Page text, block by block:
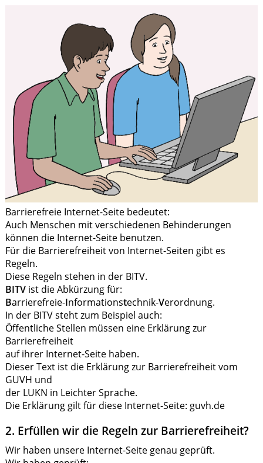
Barrierefreie Internet-Seite bedeutet:
Auch Menschen mit verschiedenen Behinderungen
können die Internet-Seite benutzen.
Für die Barrierefreiheit von Internet-Seiten gibt es
Regeln.
Diese Regeln stehen in der BITV.
BITVist die Abkürzung für:
Barrierefreie-Informationstechnik-Verordnung.
In der BITV steht zum Beispiel auch:
Öffentliche Stellen müssen eine Erklärung zur
Barrierefreiheit
auf ihrer Internet-Seite haben.
Dieser Text ist die Erklärung zur Barrierefreiheit vom
GUVH und
der LUKN in Leichter Sprache.
Die Erklärung gilt für diese Internet-Seite: guvh.de
2. Erfüllen wir die Regeln zur Barrierefreiheit?
Wir haben unsere Internet-Seite genau geprüft.